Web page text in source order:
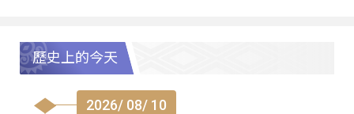
歷史上的今天
2026/ 08/ 10